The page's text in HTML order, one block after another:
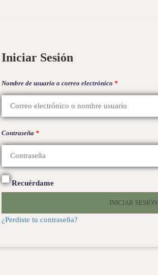
Iniciar Sesión
Nombre de usuario o correo electrónico *
Contraseña *
Recuérdame
INICIAR SESIÓN
¿Perdiste tu contraseña?